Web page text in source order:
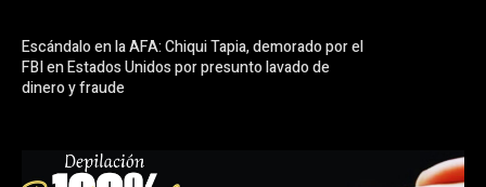
Escándalo en la AFA: Chiqui Tapia, demorado por el
FBI en Estados Unidos por presunto lavado de
dinero y fraude